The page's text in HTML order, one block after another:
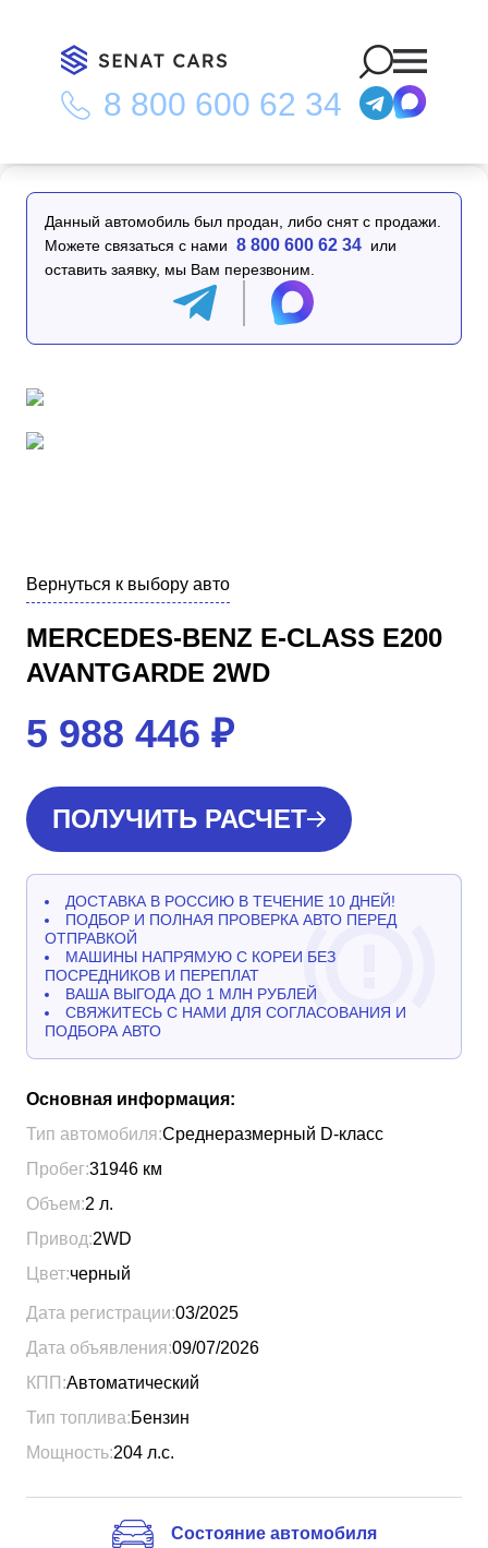
8 800 600 62 34
Главная Каталог/Mercedes-Benz E-Class E200 Avantgarde
2WD
Данный автомобиль был продан, либо снят с продажи.
Можете связаться с нами 8 800 600 62 34 или
оставить заявку, мы Вам перезвоним.
Вернуться к выбору авто
MERCEDES-BENZ E-CLASS E200
AVANTGARDE 2WD
5 988 446 ₽
ПОЛУЧИТЬ РАСЧЕТ
ДОСТАВКА В РОССИЮ В ТЕЧЕНИЕ 10 ДНЕЙ!
ПОДБОР И ПОЛНАЯ ПРОВЕРКА АВТО ПЕРЕД
ОТПРАВКОЙ
МАШИНЫ НАПРЯМУЮ С КОРЕИ БЕЗ
ПОСРЕДНИКОВ И ПЕРЕПЛАТ
ВАША ВЫГОДА ДО 1 МЛН РУБЛЕЙ
СВЯЖИТЕСЬ С НАМИ ДЛЯ СОГЛАСОВАНИЯ И
ПОДБОРА АВТО
Основная информация:
Тип автомобиля:Среднеразмерный D-класс
Пробег:31946 км
Объем:2 л.
Привод:2WD
Цвет:черный
Дата регистрации:03/2025
Дата объявления:09/07/2026
КПП:Автоматический
Тип топлива:Бензин
Мощность:204 л.с.
Состояние автомобиля